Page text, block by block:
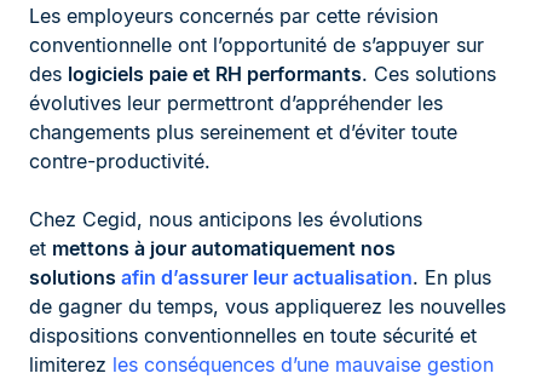
Les employeurs concernés par cette révision
conventionnelle ont l’opportunité de s’appuyer sur
des logiciels paie et RH performants. Ces solutions
évolutives leur permettront d’appréhender les
changements plus sereinement et d’éviter toute
contre-productivité.
Chez Cegid, nous anticipons les évolutions
et mettons à jour automatiquement nos
solutions afin d’assurer leur actualisation. En plus
de gagner du temps, vous appliquerez les nouvelles
dispositions conventionnelles en toute sécurité et
limiterez les conséquences d’une mauvaise gestion